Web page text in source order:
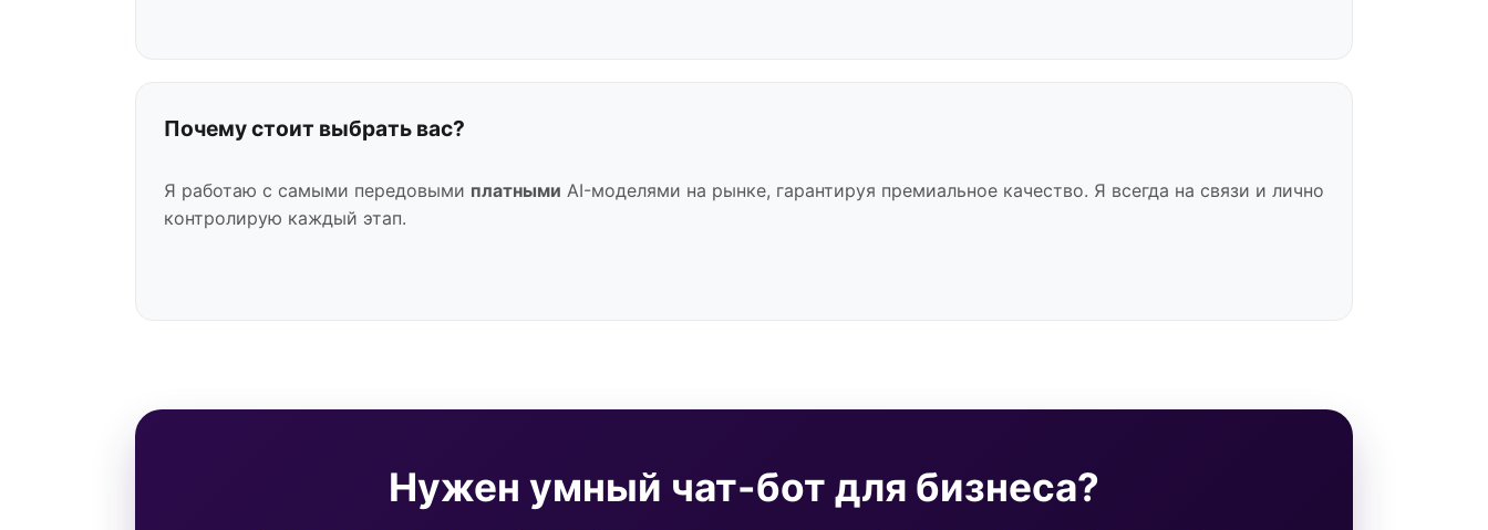
Почему стоит выбрать вас?
Я работаю с самыми передовыми платными AI-моделями на рынке, гарантируя премиальное качество. Я всегда на связи и лично
контролирую каждый этап.
Нужен умный чат-бот для бизнеса?